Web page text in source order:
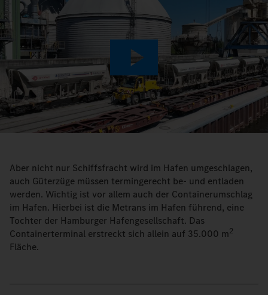
Play
Video
Aber nicht nur Schiffsfracht wird im Hafen umgeschlagen,
auch Güterzüge müssen termingerecht be- und entladen
werden. Wichtig ist vor allem auch der Containerumschlag
im Hafen. Hierbei ist die Metrans im Hafen führend, eine
Tochter der Hamburger Hafengesellschaft. Das
Containerterminal erstreckt sich allein auf 35.000 m2
Fläche.